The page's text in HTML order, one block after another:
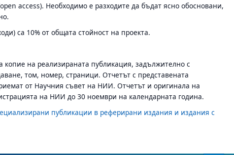
access). Необходимо е разходите да бъдат ясно обосновани,
са 10% от общата стойност на проекта.
на реализираната публикация, задължително с
том, номер, страници. Отчетът с представената
от Научния съвет на НИИ. Отчетът и оригинала на
на НИИ до 30 ноември на календарната година.
публикации в реферирани издания и издания с